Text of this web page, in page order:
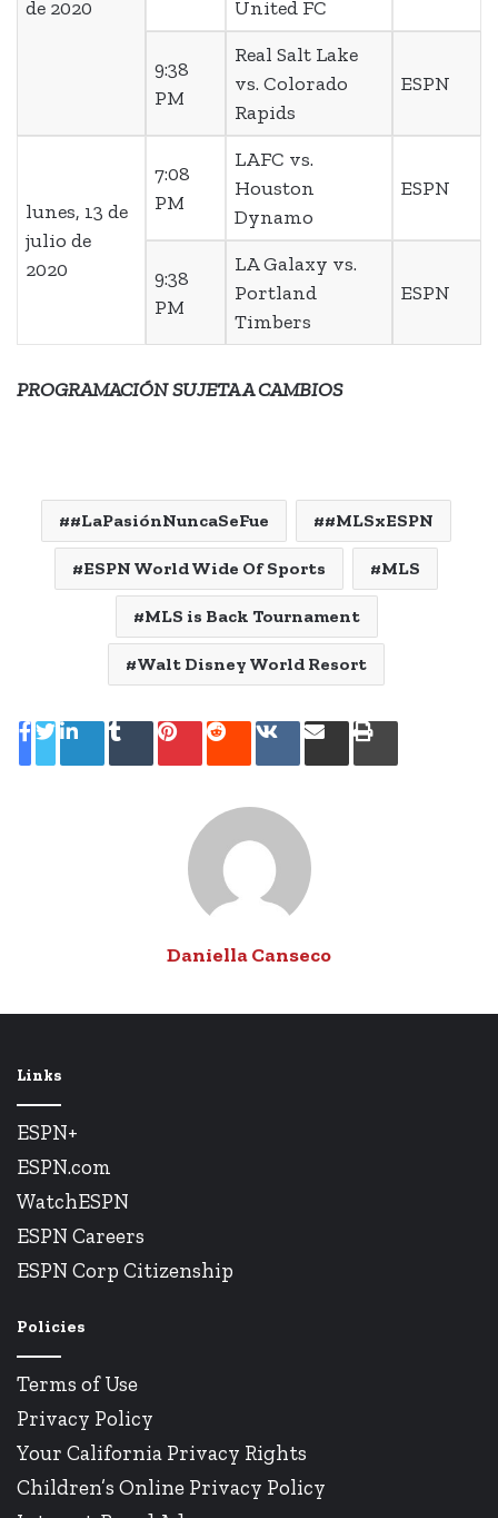
de 2020
United FC
9:38
PM
Real Salt Lake
vs. Colorado
Rapids
ESPN
lunes, 13 de
julio de
2020
7:08
PM
LAFC vs.
Houston
Dynamo
ESPN
9:38
PM
LA Galaxy vs.
Portland
Timbers
ESPN
PROGRAMACIÓN SUJETA A CAMBIOS
#LaPasiónNuncaSeFue #MLSxESPN
ESPN World Wide Of Sports MLS
MLS is Back Tournament
Walt Disney World Resort
LinkedIn
TumblrPinterestRedditVKontakte
SharePrint
Daniella Canseco
Links
ESPN+
ESPN.com
WatchESPN
ESPN Careers
ESPN Corp Citizenship
Policies
Terms of Use
Privacy Policy
Your California Privacy Rights
Children’s Online Privacy Policy